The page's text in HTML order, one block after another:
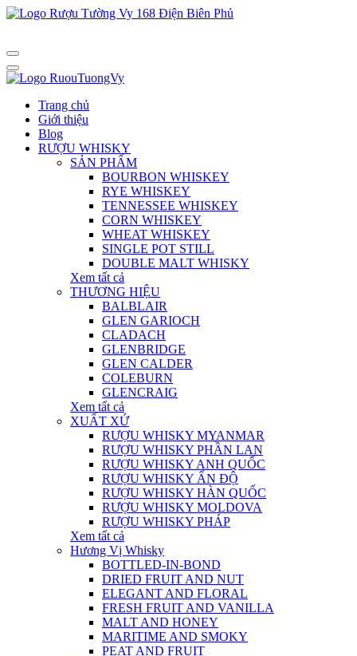
Trang chủ
Giới thiệu
Blog
RƯỢU WHISKY
SẢN PHẨM
BOURBON WHISKEY
RYE WHISKEY
TENNESSEE WHISKEY
CORN WHISKEY
WHEAT WHISKEY
SINGLE POT STILL
DOUBLE MALT WHISKY
Xem tất cả
THƯƠNG HIỆU
BALBLAIR
GLEN GARIOCH
CLADACH
GLENBRIDGE
GLEN CALDER
COLEBURN
GLENCRAIG
Xem tất cả
XUẤT XỨ
RƯỢU WHISKY MYANMAR
RƯỢU WHISKY PHẦN LAN
RƯỢU WHISKY ANH QUỐC
RƯỢU WHISKY ẤN ĐỘ
RƯỢU WHISKY HÀN QUỐC
RƯỢU WHISKY MOLDOVA
RƯỢU WHISKY PHÁP
Xem tất cả
Hương Vị Whisky
BOTTLED-IN-BOND
DRIED FRUIT AND NUT
ELEGANT AND FLORAL
FRESH FRUIT AND VANILLA
MALT AND HONEY
MARITIME AND SMOKY
PEAT AND FRUIT